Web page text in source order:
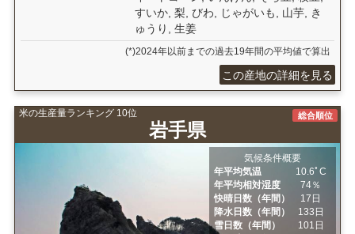
すいか, 梨, びわ, じゃがいも, 山芋, き
ゅうり, 生姜
(*)2024年以前までの過去19年間の平均値で算出
この産地の詳細を見る
米の生産量ランキング 10位
岩手県
総合順位
気候条件概要
年平均気温
10.6ﾟC
年平均相対湿度
74％
快晴日数（年間）
17日
降水日数（年間）
133日
雪日数（年間）
101日